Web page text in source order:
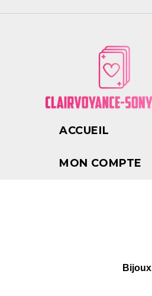
ACCUEIL
MON COMPTE
Bijoux